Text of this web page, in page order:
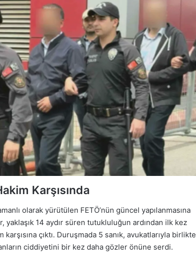
Karşısında
olarak yürütülen FETÖ’nün güncel yapılanmasına
yaklaşık 14 aydır süren tutukluluğun ardından ilk kez
çıktı. Duruşmada 5 sanık, avukatlarıyla birlikte
ciddiyetini bir kez daha gözler önüne serdi.